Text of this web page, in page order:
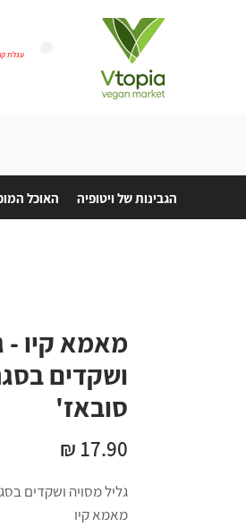
עגלת
מאמא קיו -
ושקדים
סובאז'
גליל מסויה ושקדים
מאמא קיו
הגבינות של ויטופיה האוכל